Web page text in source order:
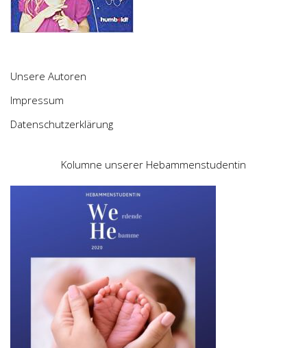
Unsere Autoren
Impressum
Datenschutzerklärung
Kolumne unserer Hebammenstudentin